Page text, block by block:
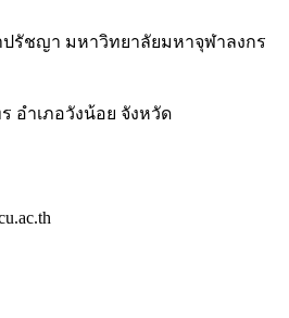
รัชญา มหาวิทยาลัยมหาจุฬาลงกร
อำเภอวังน้อย จังหวัด